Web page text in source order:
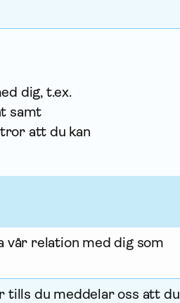
dig, t.ex.
samt
att du kan
vår relation med dig som
tills du meddelar oss att du